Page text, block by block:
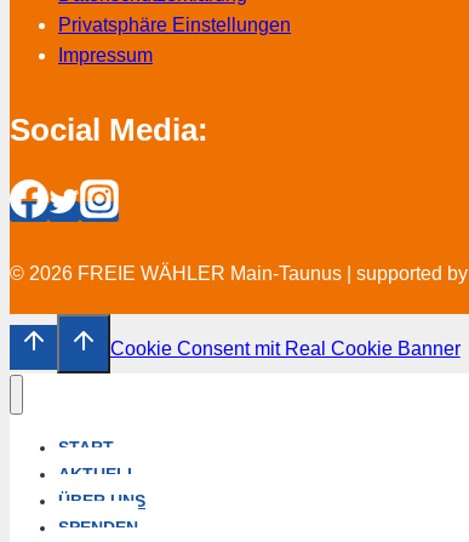
Privatsphäre Einstellungen
Impressum
Social Media:
© 2026 FREIE WÄHLER Main-Taunus | supported by
Cookie Consent mit Real Cookie Banner
START
AKTUELL
ÜBER UNS
SPENDEN